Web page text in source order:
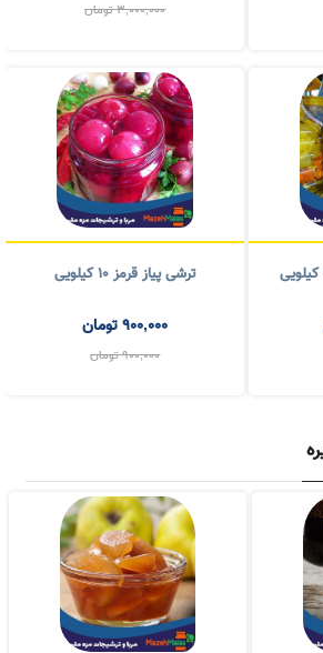
ترشی پیاز قرمز ۱۰ کیلویی
900,000تومان
900,000تومان
مربا به یک کیلویی
350,000تومان